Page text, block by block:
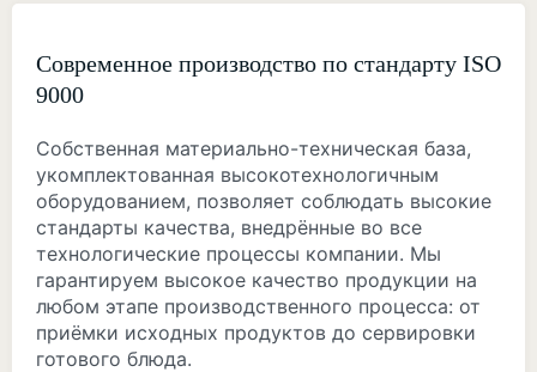
Современное производство по стандарту ISO
9000
Собственная материально-техническая база,
укомплектованная высокотехнологичным
оборудованием, позволяет соблюдать высокие
стандарты качества, внедрённые во все
технологические процессы компании. Мы
гарантируем высокое качество продукции на
любом этапе производственного процесса: от
приёмки исходных продуктов до сервировки
готового блюда.